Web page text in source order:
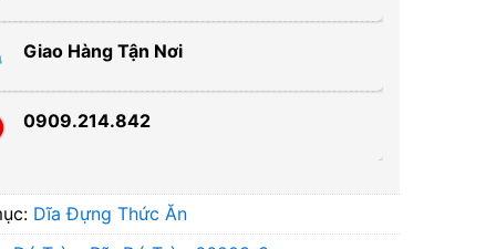
Giao Hàng Tận Nơi
0909.214.842
Dĩa Đựng Thức Ăn